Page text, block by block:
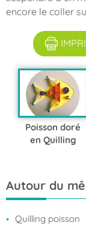
encore le coller
Poisson doré
en Quilling
Autour du
Quilling poisson